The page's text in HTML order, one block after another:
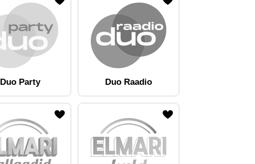
Duo Party Duo Raadio